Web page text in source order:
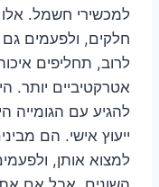
למכשירי חשמל.
חלקים, ולפעמים
לרוב, תחליפים
אטרקטיביים יותר.
להגיע עם הגומייה
ייעוץ אישי. הם
למצוא אותן,